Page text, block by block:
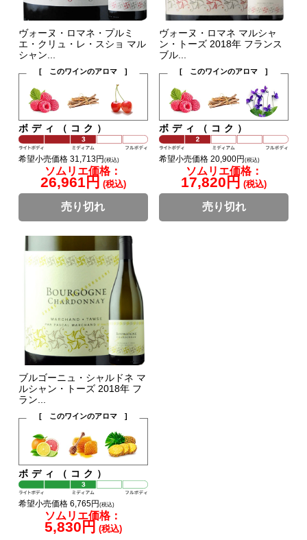
ヴォーヌ・ロマネ・プルミ
エ・クリュ・レ・スショ マル
シャン...
[ このワインのアロマ ]
ボディ（コク）
希望小売価格 31,713円(税込)
ソムリエ価格：
26,961円 (税込)
売り切れ
ヴォーヌ・ロマネ マルシャ
ン・トーズ 2018年 フランス
ブル...
[ このワインのアロマ ]
ボディ（コク）
希望小売価格 20,900円(税込)
ソムリエ価格：
17,820円 (税込)
売り切れ
ブルゴーニュ・シャルドネ マ
ルシャン・トーズ 2018年 フ
ラン...
[ このワインのアロマ ]
ボディ（コク）
希望小売価格 6,765円(税込)
ソムリエ価格：
5,830円 (税込)